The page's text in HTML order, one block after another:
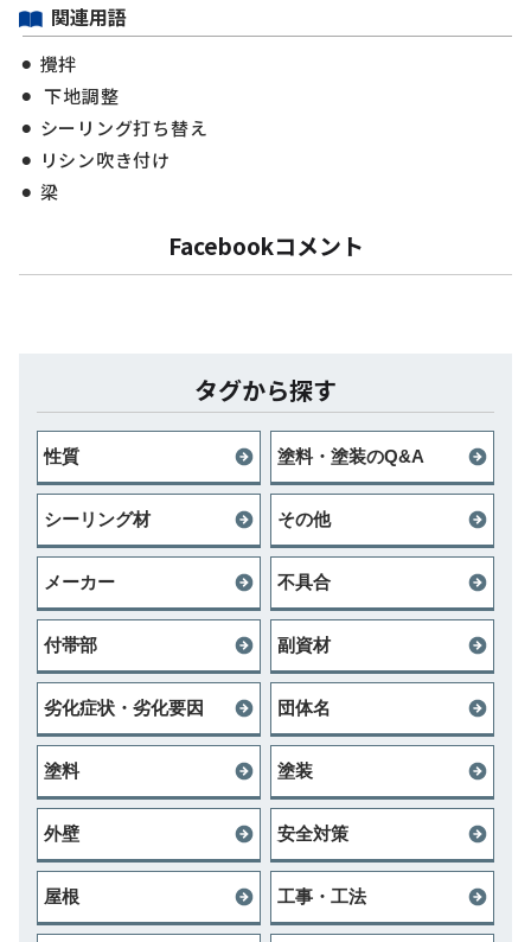
関連用語
攪拌
下地調整
シーリング打ち替え
リシン吹き付け
梁
Facebookコメント
タグから探す
性質 塗料・塗装のQ&A
シーリング材 その他
メーカー 不具合
付帯部 副資材
劣化症状・劣化要因 団体名
塗料 塗装
外壁 安全対策
屋根 工事・工法